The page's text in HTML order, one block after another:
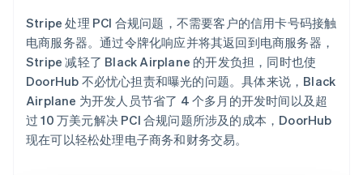
Stripe 处理 PCI 合规问题，不需要客户的信用卡号码接触
电商服务器。通过令牌化响应并将其返回到电商服务器，
Stripe 减轻了 Black Airplane 的开发负担，同时也使
DoorHub 不必忧心担责和曝光的问题。具体来说，Black
Airplane 为开发人员节省了 4 个多月的开发时间以及超
过 10 万美元解决 PCI 合规问题所涉及的成本，DoorHub
现在可以轻松处理电子商务和财务交易。